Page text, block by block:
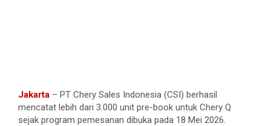
Jakarta – PT Chery Sales Indonesia (CSI) berhasil
mencatat lebih dari 3.000 unit pre-book untuk Chery Q
sejak program pemesanan dibuka pada 18 Mei 2026.